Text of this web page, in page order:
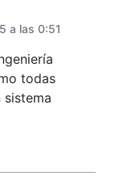
a las 0:51
todas
sistema